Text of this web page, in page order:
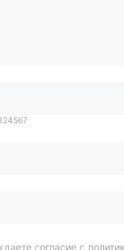
Отправить